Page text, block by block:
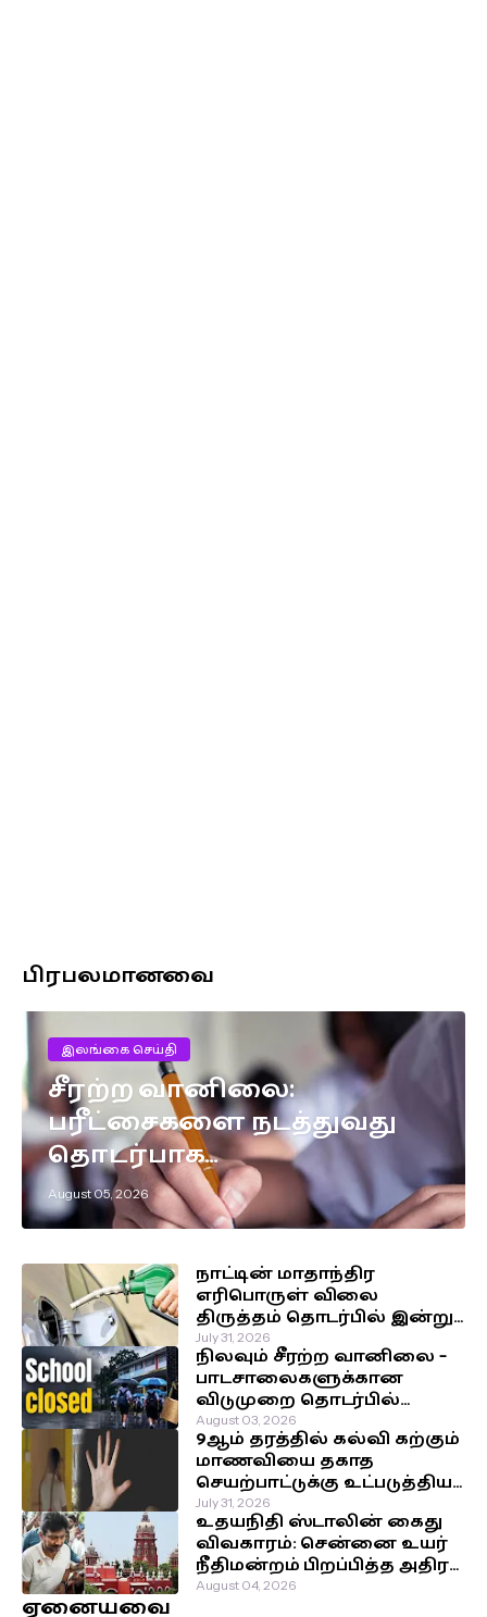
பிரபலமானவை
இலங்கை செய்தி
சீரற்ற வானிலை:
பரீட்சைகளை நடத்துவது
தொடர்பாக
எடுக்கப்பட்டுள்ள முக்கிய
தீர்மானம்!
August 05, 2026
நாட்டின் மாதாந்திர
எரிபொருள் விலை
திருத்தம் தொடர்பில் இன்று
வெளியாகவுள்ள அறிவிப்பு!
July 31, 2026
நிலவும் சீரற்ற வானிலை –
பாடசாலைகளுக்கான
விடுமுறை தொடர்பில்
வௌியான தகவல்!
August 03, 2026
9ஆம் தரத்தில் கல்வி கற்கும்
மாணவியை தகாத
செயற்பாட்டுக்கு உட்படுத்திய
சக மாணவர்கள்!
July 31, 2026
உதயநிதி ஸ்டாலின் கைது
விவகாரம்: சென்னை உயர்
நீதிமன்றம் பிறப்பித்த அதிரடி
உத்தரவு!
August 04, 2026
ஏனையவை